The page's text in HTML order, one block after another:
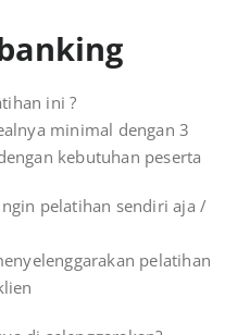
ini ?
minimal dengan 3
kebutuhan peserta
pelatihan sendiri aja /
pelatihan